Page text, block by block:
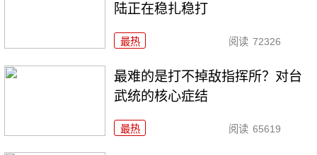
陆正在稳扎稳打
最热 阅读 72326
最难的是打不掉敌指挥所？对台
武统的核心症结
最热 阅读 65619